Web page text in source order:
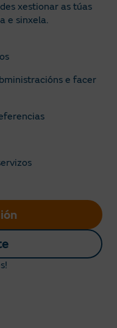
xestionar as túas
e sinxela.
e facer